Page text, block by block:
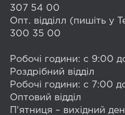
307 54 00
Опт. відділл (пишіть у
300 35 00
Робочі години: с 9:00
Роздрібний відділ
Робочі години: с 7:00
Оптовий відділ
П'ятниця – вихідний